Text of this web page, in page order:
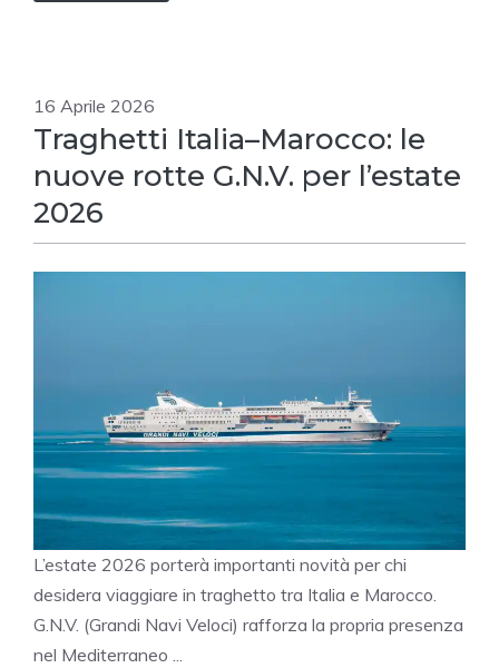
16 Aprile 2026
Traghetti Italia–Marocco: le
nuove rotte G.N.V. per l’estate
2026
L’estate 2026 porterà importanti novità per chi
desidera viaggiare in traghetto tra Italia e Marocco.
G.N.V. (Grandi Navi Veloci) rafforza la propria presenza
nel Mediterraneo ...